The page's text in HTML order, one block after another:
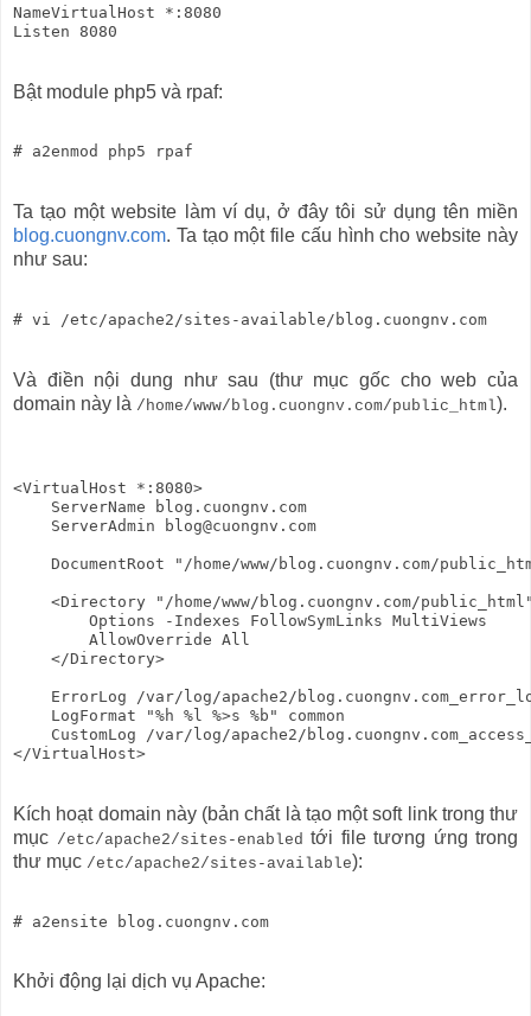
NameVirtualHost *:8080
Bật module php5 và rpaf:
Ta tạo một website làm ví dụ, ở đây tôi sử dụng tên miền
blog.cuongnv.com. Ta tạo một file cấu hình cho website này
như sau:
Và điền nội dung như sau (thư mục gốc cho web của
domain này là /home/www/blog.cuongnv.com/public_html).
<VirtualHost *:8080>
ServerName blog.cuongnv.com
ServerAdmin blog@cuongnv.com
DocumentRoot "/home/www/blog.cuongnv.com/
<Directory "/home/www/blog.cuongnv.com/
Options -Indexes FollowSymLinks MultiViews
AllowOverride All
</Directory>
ErrorLog /var/log/apache2/
LogFormat "%h %l %>s %b" common
CustomLog /var/log/apache2/
Kích hoạt domain này (bản chất là tạo một soft link trong thư
mục /etc/apache2/sites-enabled tới file tương ứng trong
thư mục /etc/apache2/sites-available):
# a2ensite blog.cuongnv.com
Khởi động lại dịch vụ Apache: